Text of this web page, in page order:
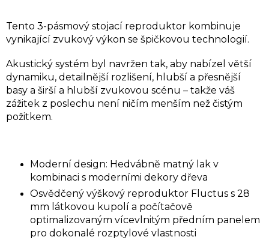
Tento 3-pásmový stojací reproduktor kombinuje
vynikající zvukový výkon se špičkovou technologií.
Akustický systém byl navržen tak, aby nabízel větší
dynamiku, detailnější rozlišení, hlubší a přesnější
basy a širší a hlubší zvukovou scénu – takže váš
zážitek z poslechu není ničím menším než čistým
požitkem.
Moderní design: Hedvábně matný lak v
kombinaci s moderními dekory dřeva
Osvědčený výškový reproduktor Fluctus s 28
mm látkovou kupolí a počítačově
optimalizovaným vícevlnitým předním panelem
pro dokonalé rozptylové vlastnosti